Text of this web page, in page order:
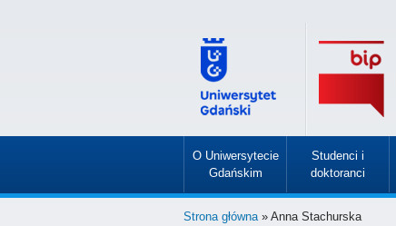
O Uniwersytecie
Gdańskim
»
Studenci i
doktoranci
»
Strona główna» Anna Stachurska